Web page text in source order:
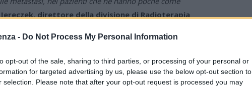
- Do Not Process My Personal Information
opt-out of the sale, sharing to third parties, or processing of your personal or
for targeted advertising by us, please use the below opt-out section to
selection. Please note that after your opt-out request is processed you may
direttore della divisione di Radioterapia
la terapia, farla su misura per il paziente
di trattamento e dell’eventuale integrazione con altre